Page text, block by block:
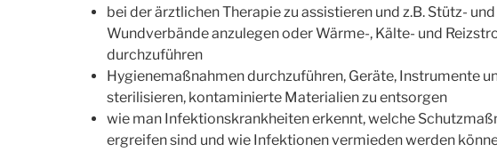
bei der ärztlichen Therapie zu assistieren und z.B. Stütz- und
Wundverbände anzulegen oder Wärme-, Kälte- und
durchzuführen
Hygienemaßnahmen durchzuführen, Geräte, Instrumente
sterilisieren, kontaminierte Materialien zu entsorgen
wie man Infektionskrankheiten erkennt, welche
ergreifen sind und wie Infektionen vermieden werden